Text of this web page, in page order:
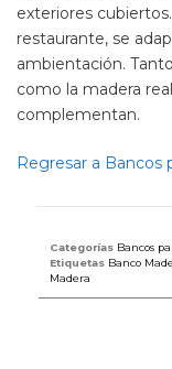
exteriores
restaurante, se
ambientación.
como la madera
complementan.
Regresar a Bancos
Categorías Bancos
Etiquetas Banco
Madera